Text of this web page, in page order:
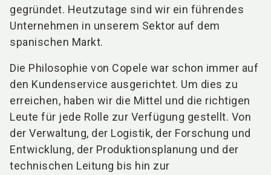
gegründet. Heutzutage sind wir ein führendes
Unternehmen in unserem Sektor auf dem
spanischen Markt.
Die Philosophie von Copele war schon immer auf
den Kundenservice ausgerichtet. Um dies zu
erreichen, haben wir die Mittel und die richtigen
Leute für jede Rolle zur Verfügung gestellt. Von
der Verwaltung, der Logistik, der Forschung und
Entwicklung, der Produktionsplanung und der
technischen Leitung bis hin zur